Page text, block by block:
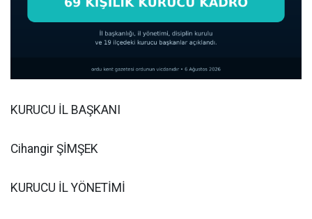
KURUCU İL BAŞKANI
Cihangir ŞİMŞEK
KURUCU İL YÖNETİMİ